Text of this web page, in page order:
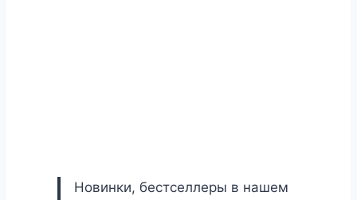
Новинки, бестселлеры в нашем